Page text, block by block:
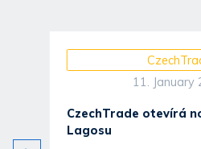
11. January
CzechTrade otevírá
Lagosu